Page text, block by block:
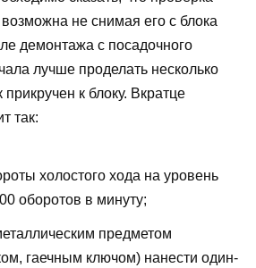
не снимая его с блока
демонтажа с посадочного
лучше проделать несколько
прикручен к блоку. Вкратце
так:
холостого хода на уровень
оборотов в минуту;
предметом
гаечным ключом) нанести один-